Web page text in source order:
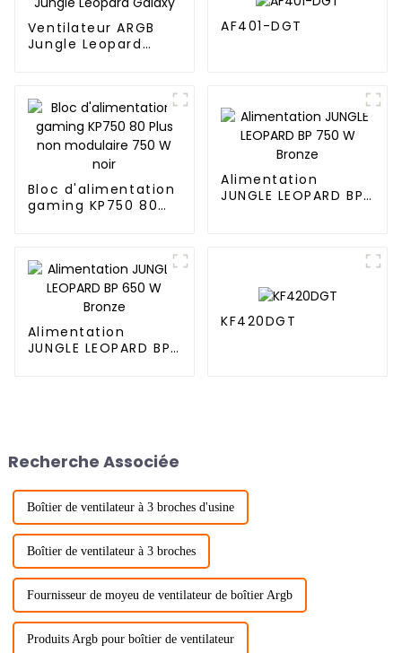
Ventilateur ARGB
Jungle Leopard
AF401-DGT
Bloc d'alimentation
gaming KP750 80
Alimentation
JUNGLE LEOPARD BP
Alimentation
JUNGLE LEOPARD BP
KF420DGT
Recherche Associée
Boîtier de ventilateur à 3 broches d'usine
Boîtier de ventilateur à 3 broches
Fournisseur de moyeu de ventilateur de boîtier Argb
Produits Argb pour boîtier de ventilateur